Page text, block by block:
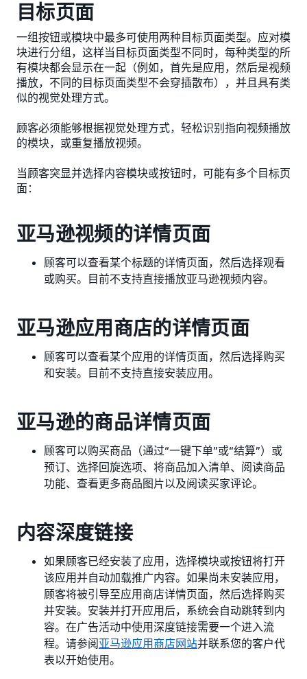
目标页面
一组按钮或模块中最多可使用两种目标页面类型。应对模
块进行分组，这样当目标页面类型不同时，每种类型的所
有模块都会显示在一起（例如，首先是应用，然后是视频
播放，不同的目标页面类型不会穿插散布），并且具有类
似的视觉处理方式。
顾客必须能够根据视觉处理方式，轻松识别指向视频播放
的模块，或重复播放视频。
当顾客突显并选择内容模块或按钮时，可能有多个目标页
面：
亚马逊视频的详情页面
顾客可以查看某个标题的详情页面，然后选择观看
或购买。目前不支持直接播放亚马逊视频内容。
亚马逊应用商店的详情页面
顾客可以查看某个应用的详情页面，然后选择购买
和安装。目前不支持直接安装应用。
亚马逊的商品详情页面
顾客可以购买商品（通过“一键下单”或“结算”）或
预订、选择回旋选项、将商品加入清单、阅读商品
功能、查看更多商品图片以及阅读买家评论。
内容深度链接
如果顾客已经安装了应用，选择模块或按钮将打开
该应用并自动加载推广内容。如果尚未安装应用，
顾客将被引导至应用商店详情页面，然后选择购买
并安装。安装并打开应用后，系统会自动跳转到内
容。在广告活动中使用深度链接需要一个进入流
程。请参阅亚马逊应用商店网站并联系您的客户代
表以开始使用。